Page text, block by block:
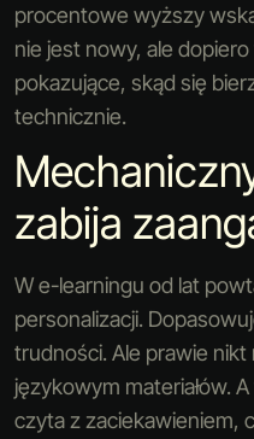
procentowe wyższy
nie jest nowy, ale
pokazujące, skąd się
technicznie.
zabija
W e-learningu od lat
personalizacji.
trudności. Ale prawie
językowym materiałów.
czyta z zaciekawieniem,